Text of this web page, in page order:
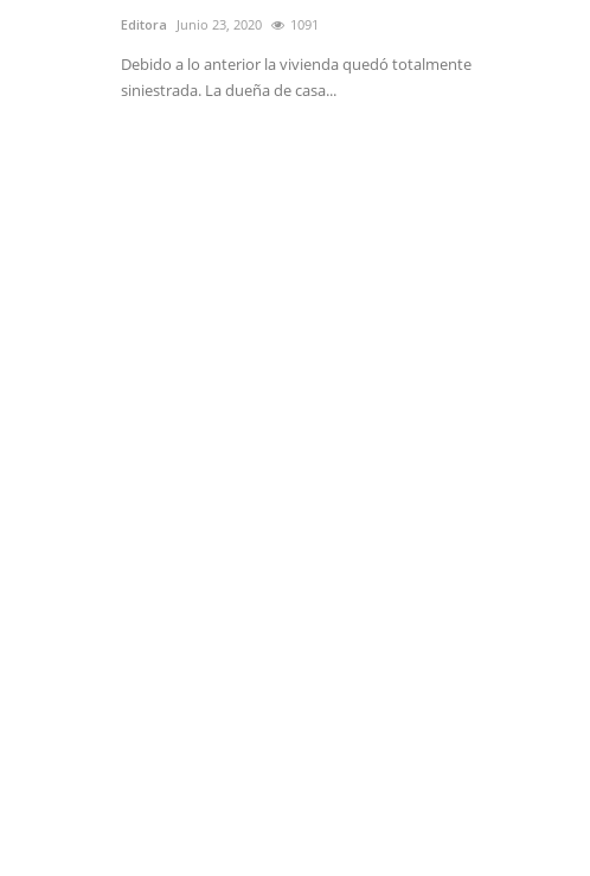
Editora Junio 23, 2020 1091
Debido a lo anterior la vivienda quedó totalmente
siniestrada. La dueña de casa...